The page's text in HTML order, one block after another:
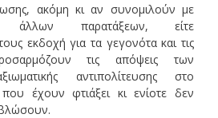
ακόμη κι αν συνομιλούν με
άλλων παρατάξεων, είτε
εκδοχή για τα γεγονότα και τις
τις απόψεις των
αντιπολίτευσης στο
έχουν φτιάξει κι ενίοτε δεν